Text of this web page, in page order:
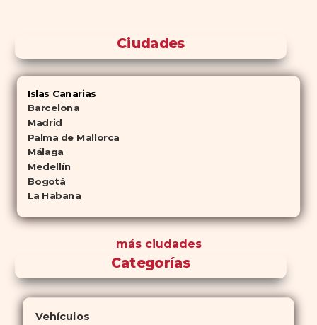
Ciudades
Islas Canarias
Barcelona
Madrid
Palma de Mallorca
Málaga
Medellín
Bogotá
La Habana
más ciudades
Categorías
Vehículos